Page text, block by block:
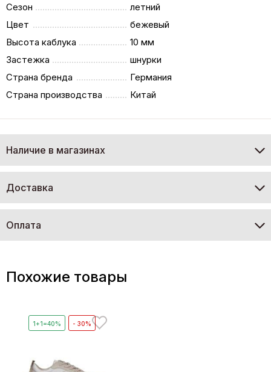
Сезон
летний
Цвет
бежевый
Высота каблука
10 мм
Застежка
шнурки
Страна бренда
Германия
Страна производства
Китай
Наличие в магазинах
Доставка
Оплата
Похожие товары
1+1=40% - 30%